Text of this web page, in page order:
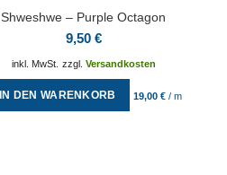
Shweshwe – Purple Octagon
9,50 €
inkl. MwSt. zzgl. Versandkosten
IN DEN WARENKORB 19,00 €/ m